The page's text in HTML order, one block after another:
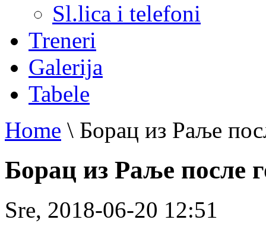
Sl.lica i telefoni
Treneri
Galerija
Tabele
Home \ Борац из Раље
Борац из Раље после
Sre, 2018-06-20 12:51